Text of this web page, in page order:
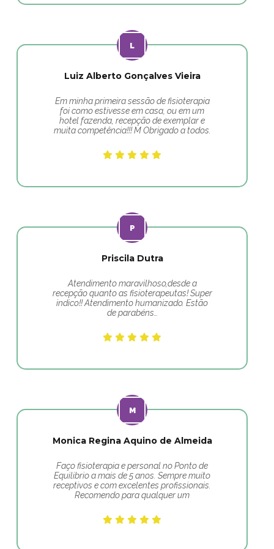
Luiz Alberto Gonçalves Vieira
Em minha primeira sessão de fisioterapia
foi como estivesse em casa, ou em um
hotel fazenda, recepção de exemplar e
muita competência!!! M Obrigado a todos.
Priscila Dutra
Atendimento maravilhoso,desde a
recepção quanto as fisioterapeutas! Super
indico!! Atendimento humanizado. Estão
de parabéns…
Monica Regina Aquino de Almeida
Faço fisioterapia e personal no Ponto de
Equilibrio a mais de 5 anos. Sempre muito
receptivos e com excelentes profissionais.
Recomendo para qualquer um